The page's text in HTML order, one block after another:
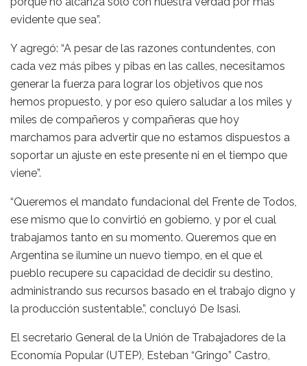
evidente que sea”.
Y agregó: “A pesar de las razones contundentes, con
cada vez más pibes y pibas en las calles, necesitamos
generar la fuerza para lograr los objetivos que nos
hemos propuesto, y por eso quiero saludar a los miles y
miles de compañeros y compañeras que hoy
marchamos para advertir que no estamos dispuestos a
soportar un ajuste en este presente ni en el tiempo que
viene”.
“Queremos el mandato fundacional del Frente de Todos,
ese mismo que lo convirtió en gobierno, y por el cual
trabajamos tanto en su momento. Queremos que en
Argentina se ilumine un nuevo tiempo, en el que el
pueblo recupere su capacidad de decidir su destino,
administrando sus recursos basado en el trabajo digno y
la producción sustentable.”, concluyó De Isasi.
El secretario General de la Unión de Trabajadores de la
Economía Popular (UTEP), Esteban “Gringo” Castro,